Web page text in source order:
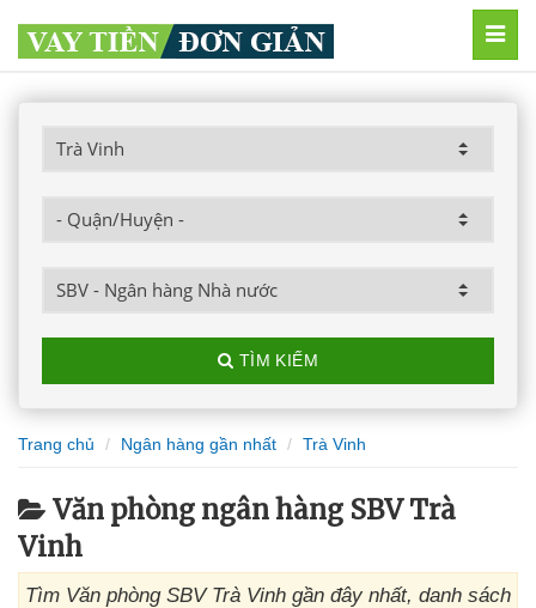
TÌM KIẾM
Trang chủ Ngân hàng gần nhất Trà Vinh
Văn phòng ngân hàng SBV Trà
Vinh
Tìm Văn phòng SBV Trà Vinh gần đây nhất, danh sách